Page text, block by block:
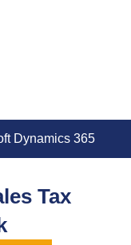
Dynamics 365
Tax